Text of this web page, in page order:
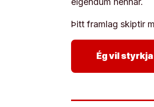
Þitt framlag skiptir
Ég vil